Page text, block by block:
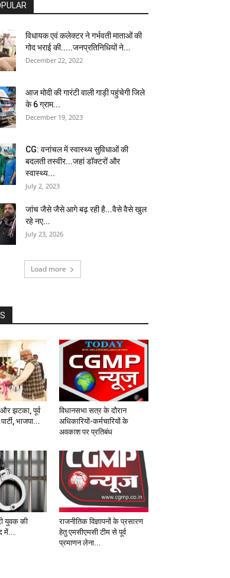
विधायक एवं कलेक्टर ने गर्भवती माताओं की
गोद भराई की.....जनप्रतिनिधियों ने...
December 22, 2022
आज मोदी की गारंटी वाली गाड़ी पहुंचेगी जिले
के 6 ग्राम...
December 19, 2023
CG: वनांचल में स्वास्थ्य सुविधाओं की
बदलती तस्वीर...जहां डॉक्टरों और
स्वास्थ्य...
July 2, 2023
जांच जैसे जैसे आगे बढ़ रही है...वैसे वैसे खुल
रहे नए...
July 23, 2026
Load more
झटका, पूर्व
भाजपा...
विधानसभा सत्र के दौरान
अधिकारियों-कर्मचारियों के
अवकाश पर प्रतिबंध
युवक की
में...
राजनीतिक विज्ञापनों के प्रसारण
हेतु एमसीएमसी टीम से पूर्व
प्रमाणन लेना...